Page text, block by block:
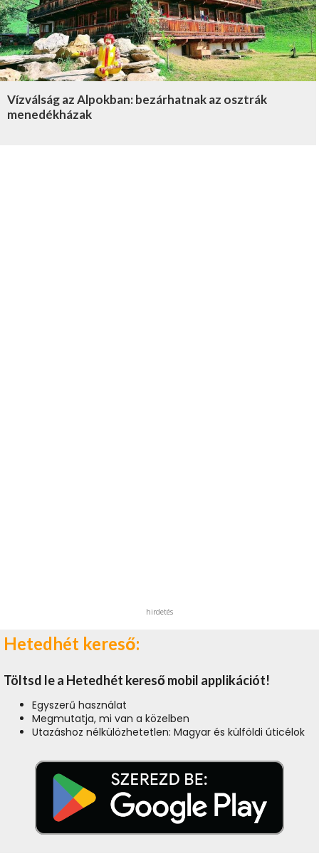
Vízválság az Alpokban: bezárhatnak az osztrák
menedékházak
hirdetés
Hetedhét kereső:
Töltsd le a Hetedhét kereső mobil applikációt!
Egyszerű használat
Megmutatja, mi van a közelben
Utazáshoz nélkülözhetetlen: Magyar és külföldi úticélok